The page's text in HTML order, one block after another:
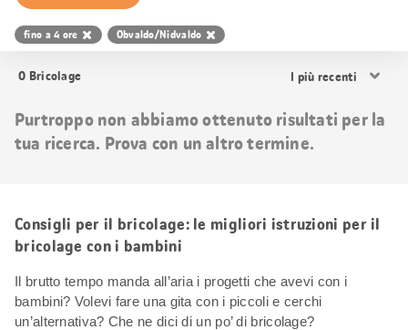
fino a 4 ore Obvaldo/Nidvaldo
0 Bricolage
i
Purtroppo non abbiamo ottenuto risultati per la
tua ricerca. Prova con un altro termine.
Consigli per il bricolage: le migliori istruzioni per il
bricolage con i bambini
Il brutto tempo manda all’aria i progetti che avevi con i
bambini? Volevi fare una gita con i piccoli e cerchi
un’alternativa? Che ne dici di un po’ di bricolage?